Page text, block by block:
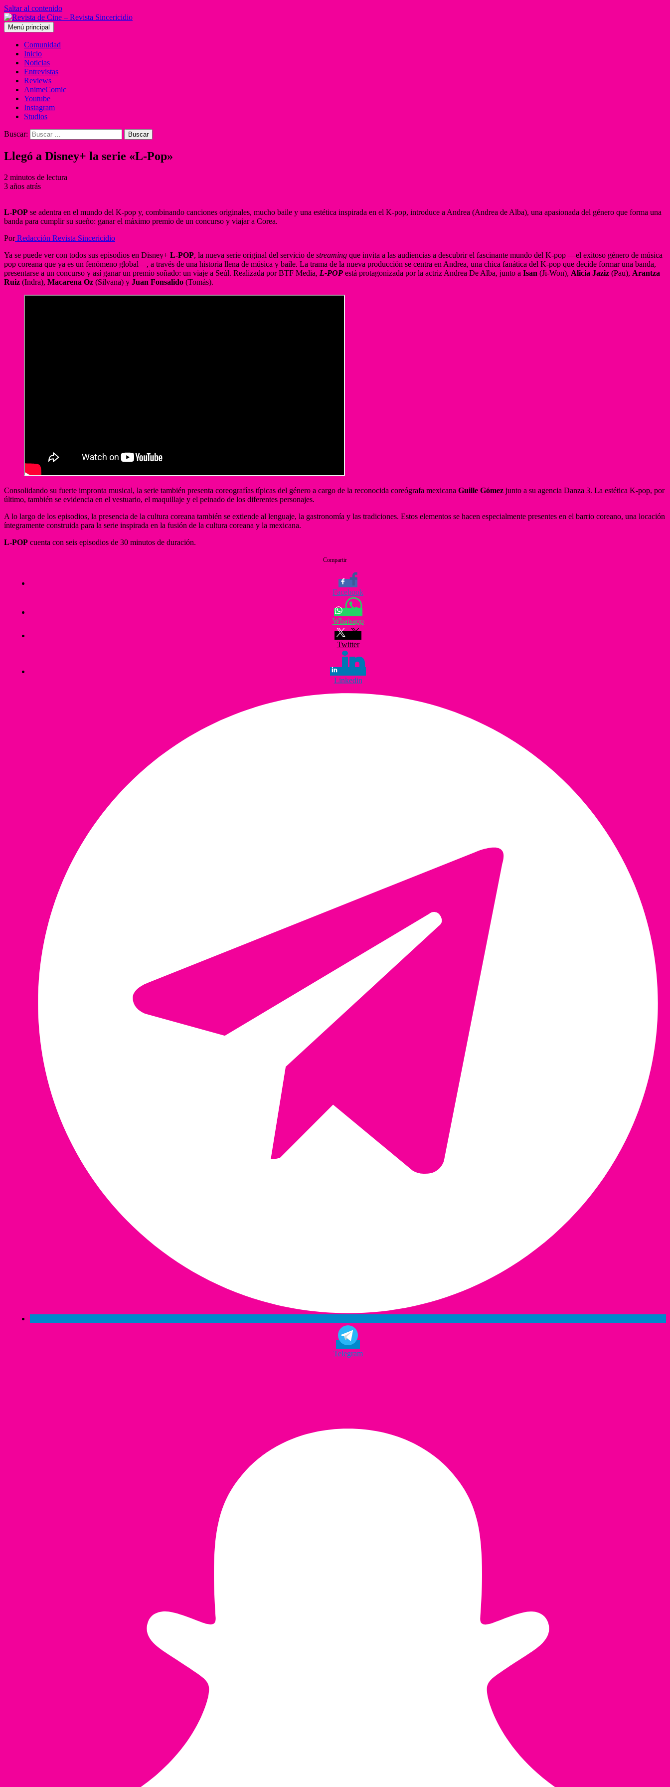
Saltar al contenido
Menú principal
Comunidad
Inicio
Noticias
Entrevistas
Reviews
AnimeComic
Youtube
Instagram
Studios
Buscar:
Llegó a Disney+ la serie «L-Pop»
2 minutos de lectura
3 años atrás
L-POP se adentra en el mundo del K-pop y, combinando canciones originales, mucho baile y una estética inspirada en el K-pop, introduce a Andrea (Andrea de Alba), una apasionada del género que forma una
banda para cumplir su sueño: ganar el máximo premio de un concurso y viajar a Corea.
PorRedacción Revista Sincericidio
Ya se puede ver con todos sus episodios en Disney+ L-POP, la nueva serie original del servicio de streaming que invita a las audiencias a descubrir el fascinante mundo del K-pop —el exitoso género de música
pop coreana que ya es un fenómeno global—, a través de una historia llena de música y baile. La trama de la nueva producción se centra en Andrea, una chica fanática del K-pop que decide formar una banda,
presentarse a un concurso y así ganar un premio soñado: un viaje a Seúl. Realizada por BTF Media, L-POP está protagonizada por la actriz Andrea De Alba, junto a Isan (Ji-Won), Alicia Jaziz (Pau), Arantza
Ruiz (Indra), Macarena Oz (Silvana) y Juan Fonsalido (Tomás).
Consolidando su fuerte impronta musical, la serie también presenta coreografías típicas del género a cargo de la reconocida coreógrafa mexicana Guille Gómez junto a su agencia Danza 3. La estética K-pop, por
último, también se evidencia en el vestuario, el maquillaje y el peinado de los diferentes personajes.
A lo largo de los episodios, la presencia de la cultura coreana también se extiende al lenguaje, la gastronomía y las tradiciones. Estos elementos se hacen especialmente presentes en el barrio coreano, una locación
íntegramente construida para la serie inspirada en la fusión de la cultura coreana y la mexicana.
L-POP cuenta con seis episodios de 30 minutos de duración.
Compartir
Facebook
Whatsapp
Twitter
Linkedin
Telegram